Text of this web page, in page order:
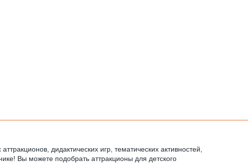
дидактических игр, тематических активностей,
Вы можете подобрать аттракционы для детского